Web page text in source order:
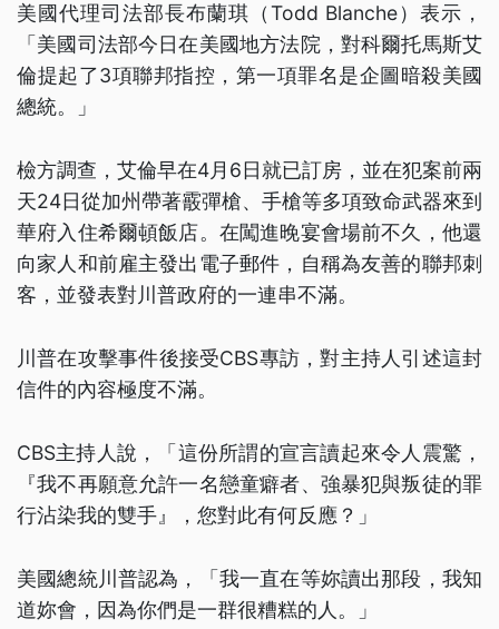
美國代理司法部長布蘭琪（Todd Blanche）表示，
「美國司法部今日在美國地方法院，對科爾托馬斯艾
倫提起了3項聯邦指控，第一項罪名是企圖暗殺美國
總統。」
檢方調查，艾倫早在4月6日就已訂房，並在犯案前兩
天24日從加州帶著霰彈槍、手槍等多項致命武器來到
華府入住希爾頓飯店。在闖進晚宴會場前不久，他還
向家人和前雇主發出電子郵件，自稱為友善的聯邦刺
客，並發表對川普政府的一連串不滿。
川普在攻擊事件後接受CBS專訪，對主持人引述這封
信件的內容極度不滿。
CBS主持人說，「這份所謂的宣言讀起來令人震驚，
『我不再願意允許一名戀童癖者、強暴犯與叛徒的罪
行沾染我的雙手』，您對此有何反應？」
美國總統川普認為，「我一直在等妳讀出那段，我知
道妳會，因為你們是一群很糟糕的人。」